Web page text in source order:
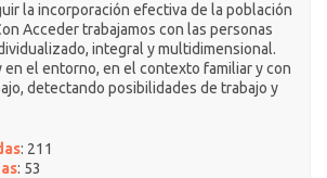
la incorporación efectiva de la población
Acceder trabajamos con las personas
integral y multidimensional.
en el entorno, en el contexto familiar y con
detectando posibilidades de trabajo y
: 211
: 53